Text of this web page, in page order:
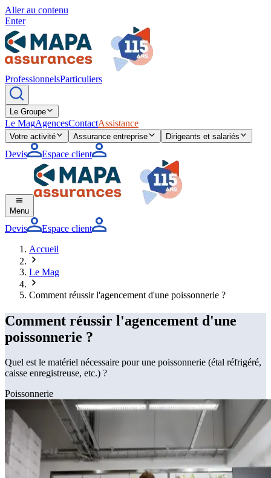
Aller au contenu
Enter
ProfessionnelsParticuliers
Le Groupe
Le MagAgencesContactAssistance
Votre activité Assurance entreprise Dirigeants et salariés
Devis Espace client
Menu
Devis
Espace client
Accueil
Le Mag
Comment réussir l'agencement d'une poissonnerie ?
Comment réussir l'agencement d'une
poissonnerie ?
Quel est le matériel nécessaire pour une poissonnerie (étal réfrigéré,
caisse enregistreuse, etc.) ?
Poissonnerie